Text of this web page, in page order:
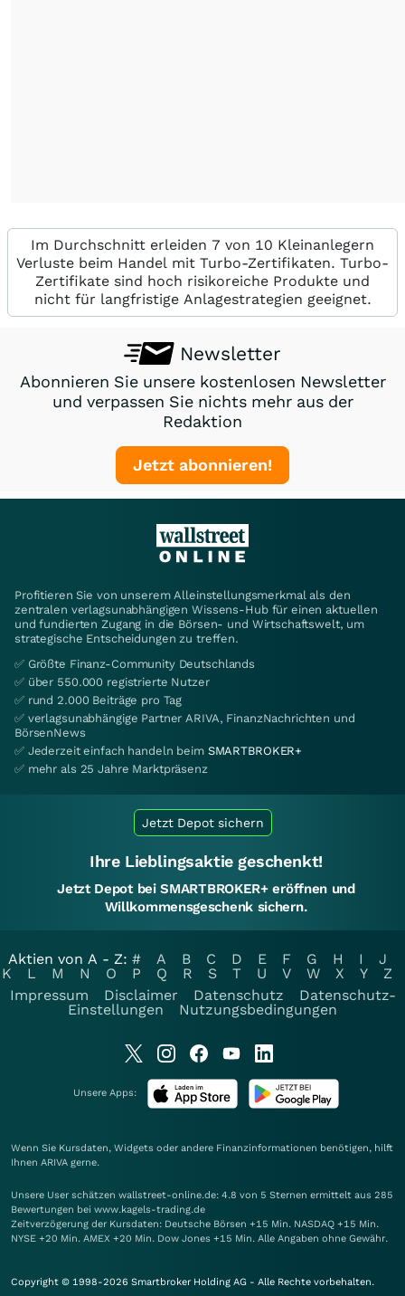
Im Durchschnitt erleiden 7 von 10 Kleinanlegern
Verluste beim Handel mit Turbo-Zertifikaten. Turbo-
Zertifikate sind hoch risikoreiche Produkte und
nicht für langfristige Anlagestrategien geeignet.
Newsletter
Abonnieren Sie unsere kostenlosen Newsletter
und verpassen Sie nichts mehr aus der
Redaktion
Jetzt abonnieren!
Profitieren Sie von unserem Alleinstellungsmerkmal als den
zentralen verlagsunabhängigen Wissens-Hub für einen aktuellen
und fundierten Zugang in die Börsen- und Wirtschaftswelt, um
strategische Entscheidungen zu treffen.
✅ Größte Finanz-Community Deutschlands
✅ über 550.000 registrierte Nutzer
✅ rund 2.000 Beiträge pro Tag
✅ verlagsunabhängige Partner ARIVA, FinanzNachrichten und
BörsenNews
✅ Jederzeit einfach handeln beim SMARTBROKER+
✅ mehr als 25 Jahre Marktpräsenz
Jetzt Depot sichern
Ihre Lieblingsaktie geschenkt!
Jetzt Depot bei SMARTBROKER+ eröffnen und
Willkommensgeschenk sichern.
Aktien von A - Z: # A B C D E F G H I
J
K
L M N O P Q R S T U V W X Y
Z
Impressum
Disclaimer Datenschutz
Datenschutz-
Einstellungen
Nutzungsbedingungen
Unsere Apps:
Wenn Sie Kursdaten, Widgets oder andere Finanzinformationen benötigen, hilft
Ihnen ARIVA gerne.
Unsere User schätzen wallstreet-online.de: 4.8 von 5 Sternen ermittelt aus 285
Bewertungen bei www.kagels-trading.de
Zeitverzögerung der Kursdaten: Deutsche Börsen +15 Min. NASDAQ +15 Min.
NYSE +20 Min. AMEX +20 Min. Dow Jones +15 Min. Alle Angaben ohne Gewähr.
Copyright © 1998-2026 Smartbroker Holding AG - Alle Rechte vorbehalten.